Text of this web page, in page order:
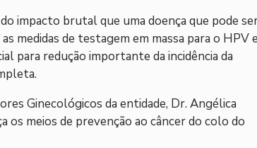
impacto brutal que uma doença que pode
medidas de testagem em massa para o HPV e
para redução importante da incidência da
Ginecológicos da entidade, Dr. Angélica
meios de prevenção ao câncer do colo do